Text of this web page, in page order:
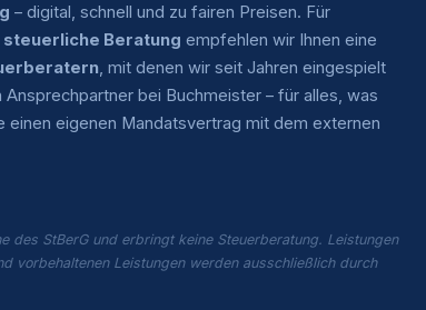
– digital, schnell und zu fairen Preisen. Für
steuerliche Beratung empfehlen wir Ihnen eine
, mit denen wir seit Jahren eingespielt
bei Buchmeister – für alles, was
eigenen Mandatsvertrag mit dem externen
des StBerG und erbringt keine Steuerberatung. Leistungen
vorbehaltenen Leistungen werden ausschließlich durch